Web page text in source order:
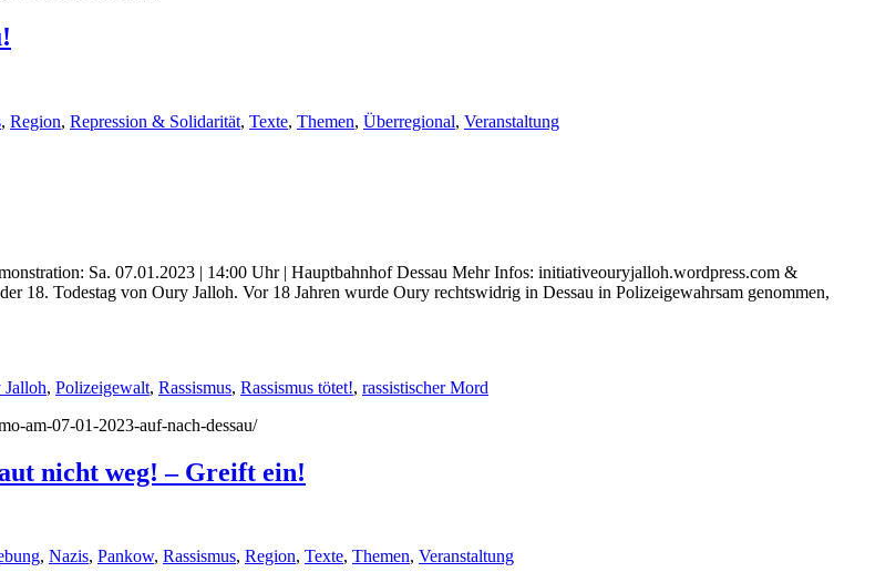
, Region, Repression & Solidarität, Texte, Themen, Überregional, Veranstaltung
Sa. 07.01.2023 | 14:00 Uhr | Hauptbahnhof Dessau Mehr Infos: initiativeouryjalloh.wordpress.com &
18. Todestag von Oury Jalloh. Vor 18 Jahren wurde Oury rechtswidrig in Dessau in Polizeigewahrsam genommen,
Jalloh, Polizeigewalt, Rassismus, Rassismus tötet!, rassistischer Mord
am-07-01-2023-auf-nach-dessau/
nicht weg! – Greift ein!
, Nazis, Pankow, Rassismus, Region, Texte, Themen, Veranstaltung